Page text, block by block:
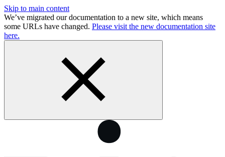
Skip to main content
We’ve migrated our documentation to a new site, which means
some URLs have changed. Please visit the new documentation site
here.